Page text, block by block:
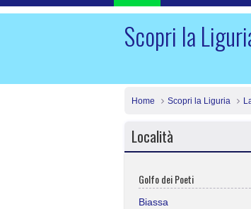
Scopri la
Home Scopri la Liguria
Località
Golfo dei Poeti
Biassa